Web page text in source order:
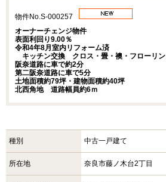
物件No.S-000257
オーナーチェンジ物件
表面利回り9.00％
令和4年8月室内リフォーム済
キッチン交換 クロス・畳・襖・フローリ
阪奈道路に車で約2分
第二阪奈道路に車で5分
土地面積約79坪・建物面積約40坪
北西角地 道路幅員約6ｍ
種別 中古一戸建て
所在地 奈良市藤ノ木台2丁目